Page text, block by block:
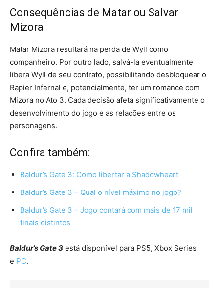
Consequências de Matar ou Salvar
Mizora
Matar Mizora resultará na perda de Wyll como
companheiro. Por outro lado, salvá-la eventualmente
libera Wyll de seu contrato, possibilitando desbloquear o
Rapier Infernal e, potencialmente, ter um romance com
Mizora no Ato 3. Cada decisão afeta significativamente o
desenvolvimento do jogo e as relações entre os
personagens.
Confira também:
Baldur’s Gate 3: Como libertar a Shadowheart
Baldur’s Gate 3 – Qual o nível máximo no jogo?
Baldur’s Gate 3 – Jogo contará com mais de 17 mil
finais distintos
Baldur’s Gate 3 está disponível para PS5, Xbox Series
e PC.